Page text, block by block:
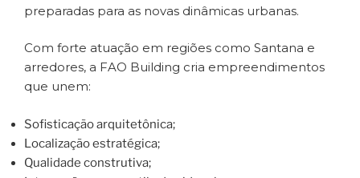
preparadas para as novas dinâmicas urbanas.
Com forte atuação em regiões como Santana e
arredores, a FAO Building cria empreendimentos
que unem:
Sofisticação arquitetônica;
Localização estratégica;
Qualidade construtiva;